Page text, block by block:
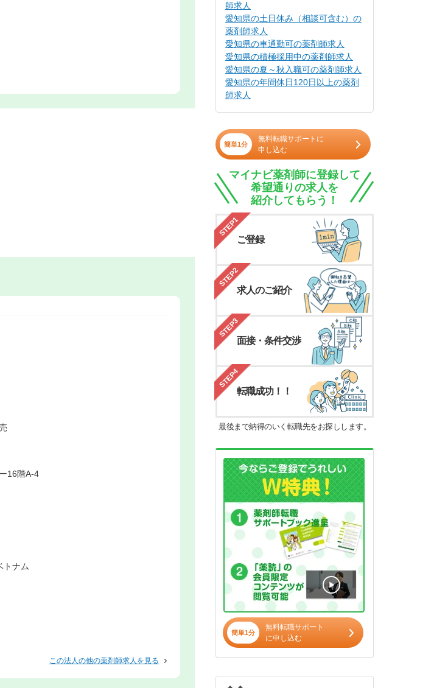
16階A-4
トナム
この法人の他の薬剤師求人を見る
師求人
愛知県の土日休み（相談可含む）の
薬剤師求人
愛知県の車通勤可の薬剤師求人
愛知県の積極採用中の薬剤師求人
愛知県の夏～秋入職可の薬剤師求人
愛知県の年間休日120日以上の薬剤
師求人
簡単1分
無料転職サポートに
申し込む
マイナビ薬剤師に登録して
希望通りの求人を
紹介してもらう！
STEP1
ご登録
STEP2
求人のご紹介
STEP3
面接・条件交渉
STEP4
転職成功！！
最後まで納得のいく転職先をお探しします。
簡単1分
無料転職サポート
に申し込む